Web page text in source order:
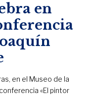
en
en el Museo de la
«El pintor